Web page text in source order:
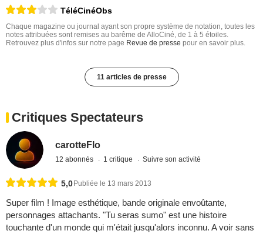
TéléCinéObs
Chaque magazine ou journal ayant son propre système de notation, toutes les
notes attribuées sont remises au barême de AlloCiné, de 1 à 5 étoiles.
Retrouvez plus d'infos sur notre page Revue de presse pour en savoir plus.
11 articles de presse
Critiques Spectateurs
carotteFlo
12 abonnés 1 critique Suivre son activité
5,0 Publiée le 13 mars 2013
Super film ! Image esthétique, bande originale envoûtante,
personnages attachants. "Tu seras sumo" est une histoire
touchante d'un monde qui m'était jusqu'alors inconnu. A voir sans